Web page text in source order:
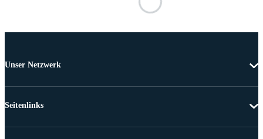
Unser Netzwerk
Seitenlinks